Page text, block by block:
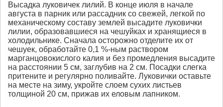
Высадка луковичек лилий. В конце июля в начале
августа в парник или рассадник со свежей, легкой по
механическому составу землей высадите луковички
лилии, образовавшиеся на чешуйках и хранящиеся в
холодильнике. Сначала осторожно отделите их от
чешуек, обработайте 0,1 %-ным раствором
марганцовокислого калия и без промедления высадите
на расстоянии 5 см, заглубив на 2 см. Посадки слегка
притените и регулярно поливайте. Луковички оставьте
на месте на зиму, укройте слоем сухих листьев
толщиной 20 см, прижав их еловым лапником.